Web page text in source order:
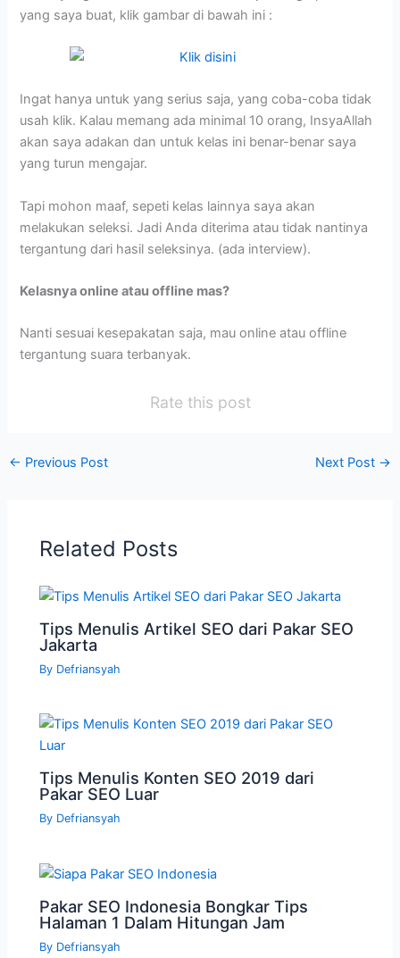
yang saya buat, klik gambar di bawah ini :
Ingat hanya untuk yang serius saja, yang coba-coba tidak
usah klik. Kalau memang ada minimal 10 orang, InsyaAllah
akan saya adakan dan untuk kelas ini benar-benar saya
yang turun mengajar.
Tapi mohon maaf, sepeti kelas lainnya saya akan
melakukan seleksi. Jadi Anda diterima atau tidak nantinya
tergantung dari hasil seleksinya. (ada interview).
Kelasnya online atau offline mas?
Nanti sesuai kesepakatan saja, mau online atau offline
tergantung suara terbanyak.
Rate this post
← Previous Post Next Post →
Related Posts
Tips Menulis Artikel SEO dari Pakar SEO
Jakarta
By Defriansyah
Tips Menulis Konten SEO 2019 dari
Pakar SEO Luar
By Defriansyah
Pakar SEO Indonesia Bongkar Tips
Halaman 1 Dalam Hitungan Jam
By Defriansyah